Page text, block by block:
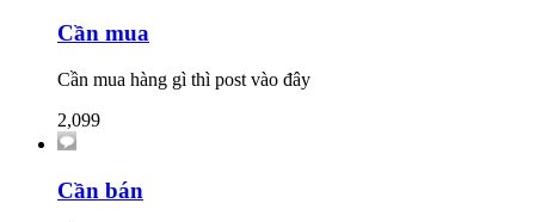
Cần mua
Cần mua hàng gì thì post vào đây
2,099
Cần bán